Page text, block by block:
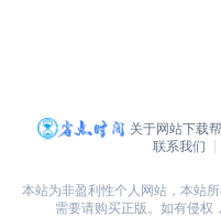
关于网站下载
联系我们
本站为非盈利性个人网站，本站
需要请购买正版。如有侵权